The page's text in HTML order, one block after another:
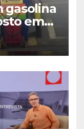
gasolina
em